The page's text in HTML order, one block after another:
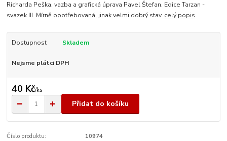
Richarda Peška, vazba a grafická úprava Pavel Štefan. Edice Tarzan -
svazek III. Mírně opotřebovaná, jinak velmi dobrý stav. celý popis
Dostupnost Skladem
Nejsme plátci DPH
40 Kč/ks
Přidat do košíku
Číslo produktu: 10974